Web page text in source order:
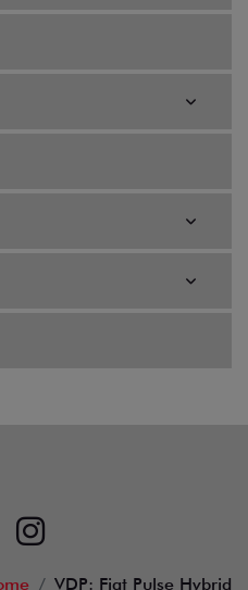
VDP: Fiat Pulse Hybrid